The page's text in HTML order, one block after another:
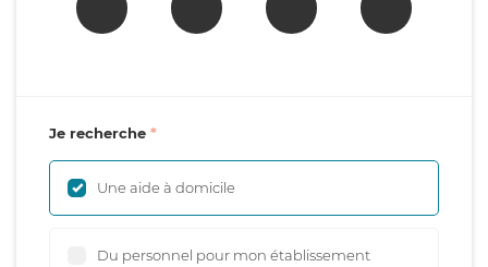
Je recherche
Une aide à domicile
Du personnel pour mon établissement